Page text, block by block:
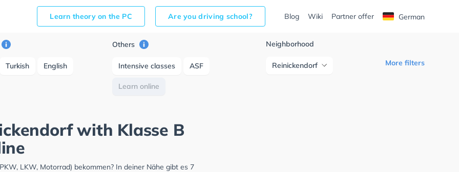
Learn theory on the PC Are you driving school? Blog Wiki Partner offer German
Turkish English
Others
Intensive classes ASF
Learn online
Neighborhood
Reinickendorf More filters
with Klasse B
LKW, Motorrad) bekommen? In deiner Nähe gibt es 7